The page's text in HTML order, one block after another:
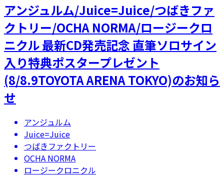
アンジュルム/Juice=Juice/つばきファ
クトリー/OCHA NORMA/ロージークロ
ニクル 最新CD発売記念 直筆ソロサイン
入り特典ポスタープレゼント
(8/8.9TOYOTA ARENA TOKYO)のお知ら
せ
アンジュルム
Juice=Juice
つばきファクトリー
OCHA NORMA
ロージークロニクル